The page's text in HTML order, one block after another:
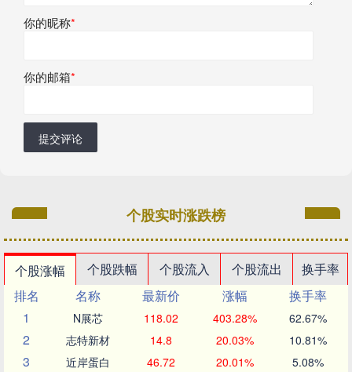
你的昵称*
你的邮箱*
提交评论
个股实时涨跌榜
个股涨幅 个股跌幅 个股流入 个股流出
换手率
排名
名称 最新价 涨幅
换手率
1
N展芯 118.02 403.28% 62.67%
2 志特新材 14.8 20.03% 10.81%
3 近岸蛋白 46.72 20.01% 5.08%